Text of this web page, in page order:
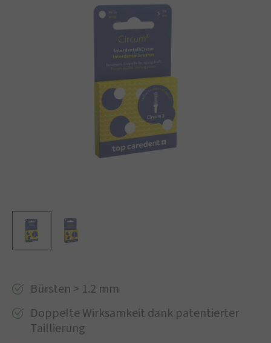
Bürsten > 1.2 mm
Doppelte Wirksamkeit dank patentierter
Taillierung